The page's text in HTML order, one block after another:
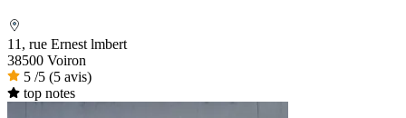
11, rue Ernest lmbert
38500 Voiron
5 /5 (5 avis)
top notes